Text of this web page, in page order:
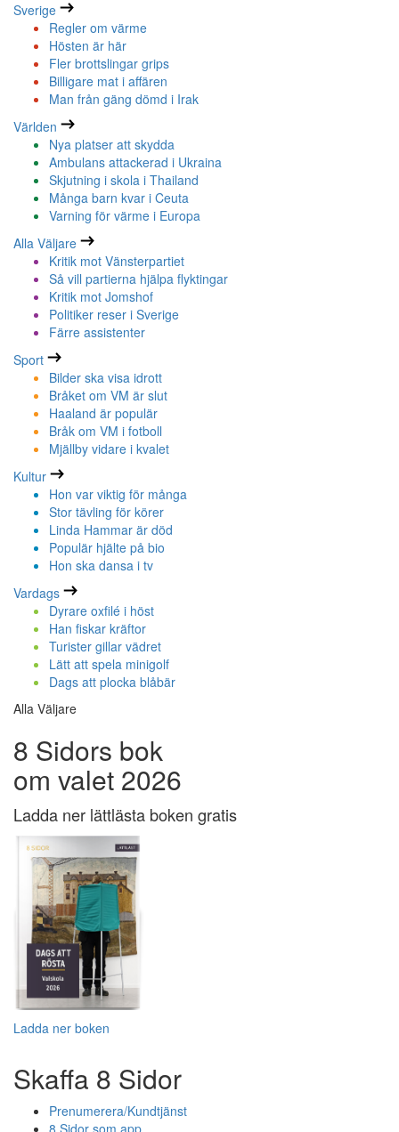
Sverige
Regler om värme
Hösten är här
Fler brottslingar grips
Billigare mat i affären
Man från gäng dömd i Irak
Världen
Nya platser att skydda
Ambulans attackerad i Ukraina
Skjutning i skola i Thailand
Många barn kvar i Ceuta
Varning för värme i Europa
Alla Väljare
Kritik mot Vänsterpartiet
Så vill partierna hjälpa flyktingar
Kritik mot Jomshof
Politiker reser i Sverige
Färre assistenter
Sport
Bilder ska visa idrott
Bråket om VM är slut
Haaland är populär
Bråk om VM i fotboll
Mjällby vidare i kvalet
Kultur
Hon var viktig för många
Stor tävling för körer
Linda Hammar är död
Populär hjälte på bio
Hon ska dansa i tv
Vardags
Dyrare oxfilé i höst
Han fiskar kräftor
Turister gillar vädret
Lätt att spela minigolf
Dags att plocka blåbär
Alla Väljare
8 Sidors bok
om valet 2026
Ladda ner lättlästa boken gratis
Ladda ner boken
Skaffa 8 Sidor
Prenumerera/Kundtjänst